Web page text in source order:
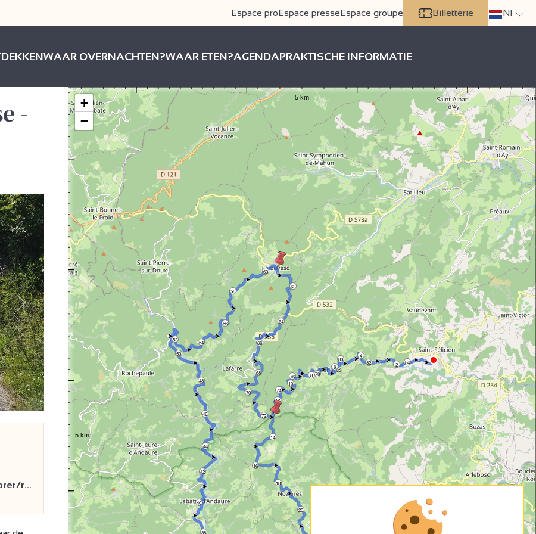
Espace proEspace presseEspace groupe Billetterie Nl
WAAR OVERNACHTEN?WAAR ETEN?AGENDAPRAKTISCHE INFORMATIE
-
Volgende
r…
64
16
48
80
8
40
56
72
4
12
20
44
52
60
68
76
84
2
6
10
14
18
38
42
46
50
54
58
62
66
70 74
78
82
+
−